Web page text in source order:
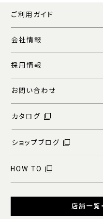
ご利用ガイド
会社情報
採用情報
お問い合わせ
カタログ
ショップブログ
HOW TO
店舗一覧